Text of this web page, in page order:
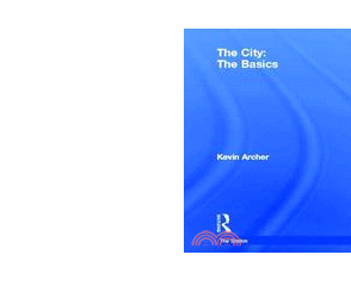
偉大的迷走神經